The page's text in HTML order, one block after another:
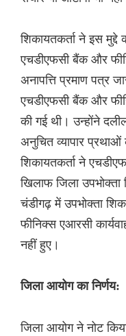
शिकायतकर्ता ने इस
एचडीएफसी बैंक और
अनापत्ति प्रमाण पत्र
एचडीएफसी बैंक और
की गई थी। उन्होंने
अनुचित व्यापार
शिकायतकर्ता ने
खिलाफ जिला उपभोक्ता
चंडीगढ़ में उपभोक्ता
फीनिक्स एआरसी
नहीं हुए।
जिला आयोग का निर्णय:
जिला आयोग ने नोट